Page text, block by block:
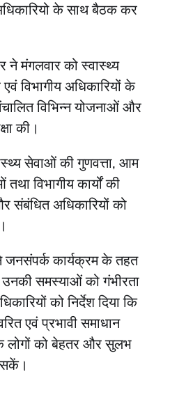
के साथ बैठक कर
ने मंगलवार को स्वास्थ्य
विभागीय अधिकारियों के
विभिन्न योजनाओं और
की।
सेवाओं की गुणवत्ता, आम
विभागीय कार्यों की
संबंधित अधिकारियों को
जनसंपर्क कार्यक्रम के तहत
समस्याओं को गंभीरता
को निर्देश दिया कि
एवं प्रभावी समाधान
लोगों को बेहतर और सुलभ
सकें।